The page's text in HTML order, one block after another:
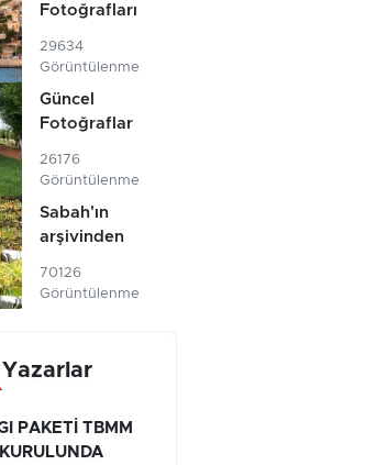
Fotoğrafları
29634
Görüntülenme
Güncel
Fotoğraflar
26176
Görüntülenme
Sabah'ın
arşivinden
70126
Görüntülenme
PAKETİ TBMM